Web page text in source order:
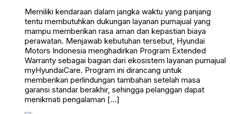
Memiliki kendaraan dalam jangka waktu yang panjang
tentu membutuhkan dukungan layanan purnajual yang
mampu memberikan rasa aman dan kepastian biaya
perawatan. Menjawab kebutuhan tersebut, Hyundai
Motors Indonesia menghadirkan Program Extended
Warranty sebagai bagian dari ekosistem layanan purnajual
myHyundaiCare. Program ini dirancang untuk
memberikan perlindungan tambahan setelah masa
garansi standar berakhir, sehingga pelanggan dapat
menikmati pengalaman […]